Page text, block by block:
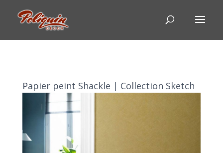
Papier peint Shackle | Collection Sketch